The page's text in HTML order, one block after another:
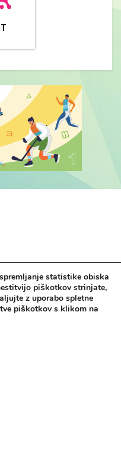
za šolstvo in šport -
statistike obiska
piškotkov strinjate,
z uporabo spletne
piškotkov s klikom na